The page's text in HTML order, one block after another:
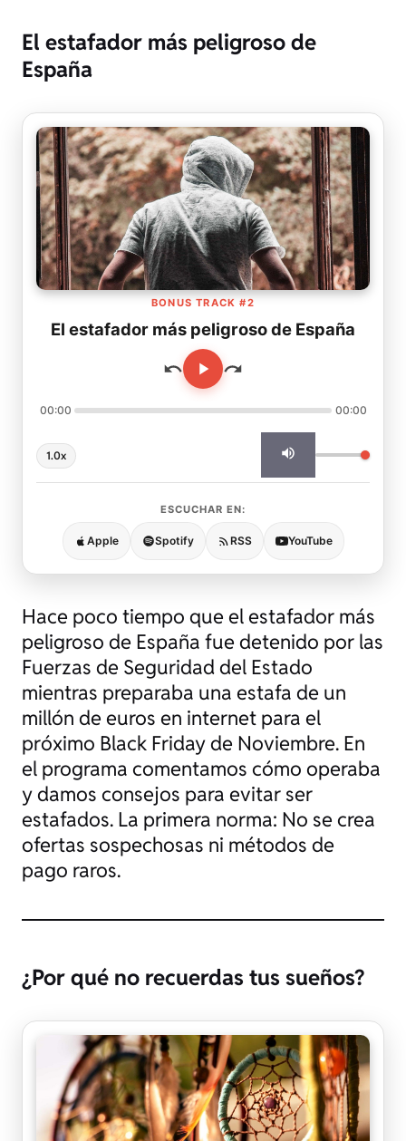
El estafador más peligroso de
España
BONUS TRACK #2
El estafador más peligroso de España
00:00 00:00
1.0x
ESCUCHAR EN:
Apple Spotify RSS YouTube
Hace poco tiempo que el estafador más
peligroso de España fue detenido por las
Fuerzas de Seguridad del Estado
mientras preparaba una estafa de un
millón de euros en internet para el
próximo Black Friday de Noviembre. En
el programa comentamos cómo operaba
y damos consejos para evitar ser
estafados. La primera norma: No se crea
ofertas sospechosas ni métodos de
pago raros.
¿Por qué no recuerdas tus sueños?